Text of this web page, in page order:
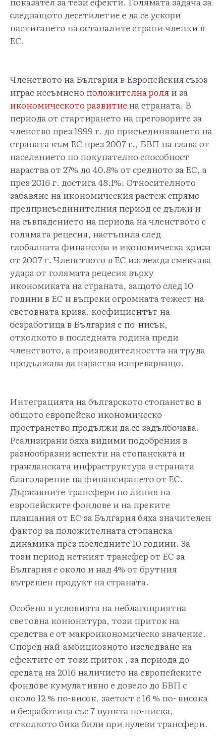
следващото десетилетие е да се ускори
настигането на останалите страни членки в
ЕС.
Членството на България в Европейския съюз
играе несъмнено положителна роляи за
икономическото развитиена страната. В
периода от стартирането на преговорите за
членство през 1999 г. до присъединяването на
страната към ЕС през 2007 г., БВП на глава от
населението по покупателно способност
нараства от 27% до 40.8% от средното за ЕС, а
през 2016 г. достига 48.1%. Относителното
забавяне на икономическия растеж спрямо
предприсъединителния период се дължи и
на съвпадението на периода на членството с
голямата рецесия, настъпила след
глобалната финансова и икономическа криза
от 2007 г. Членството в ЕС изглежда смекчава
удара от голямата рецесия върху
икономиката на страната, защото след 10
години в ЕС и въпреки огромната тежест на
световната криза, коефициентът на
безработица в България е по-нисък,
отколкото в последната година преди
членството, а производителността на труда
продължава да нараства изпреварващо.
Интеграцията на българското стопанство в
общото европейско икономическо
пространство продължи да се задълбочава.
Реализирани бяха видими подобрения в
разнообразни аспекти на стопанската и
гражданската инфраструктура в страната
благодарение на финансирането от ЕС.
Държавните трансфери по линия на
европейските фондове и на преките
плащания от ЕС за България бяха значителен
фактор за положителната стопанска
динамика през последните 10 години. За
този период нетният трансфер от ЕС за
България е около и над 4% от брутния
вътрешен продукт на страната.
Особено в условията на неблагоприятна
световна конюнктура, този приток на
средства е от макроикономическо значение.
Според най-амбициозното изследване на
ефектите от този приток , за периода до
средата на 2016 наличието на европейските
фондове кумулативно е довело до БВП с
около 12 % по-висок, заетост с 16 % по- висока
и безработица със 7 пункта по-ниска,
отколкото биха били при нулеви трансфери.